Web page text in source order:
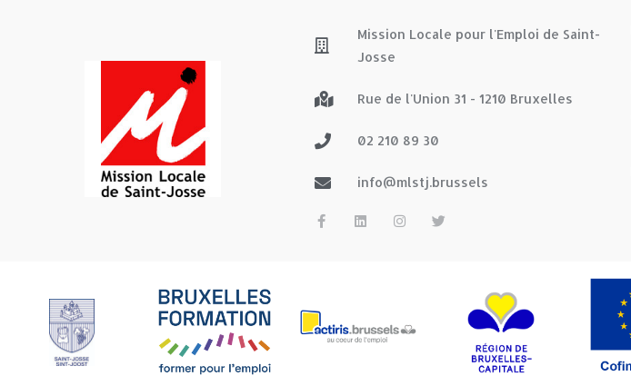
Mission Locale pour l'Emploi de Saint-
Josse
Rue de l'Union 31 - 1210 Bruxelles
02 210 89 30
info@mlstj.brussels